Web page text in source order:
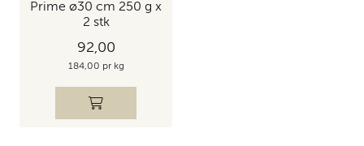
Prime ø30 cm 250 g x
2 stk
92,00
184,00 pr kg